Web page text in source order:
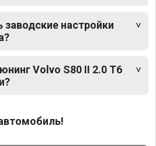
настройки
Volvo S80 II 2.0 T6